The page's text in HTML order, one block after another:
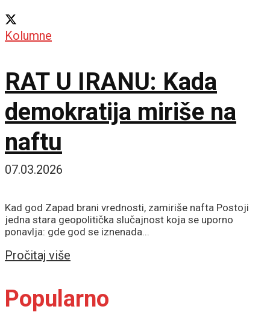
Kolumne
RAT U IRANU: Kada
demokratija miriše na
naftu
07.03.2026
Kad god Zapad brani vrednosti, zamiriše nafta Postoji
jedna stara geopolitička slučajnost koja se uporno
ponavlja: gde god se iznenada...
Pročitaj više
Popularno